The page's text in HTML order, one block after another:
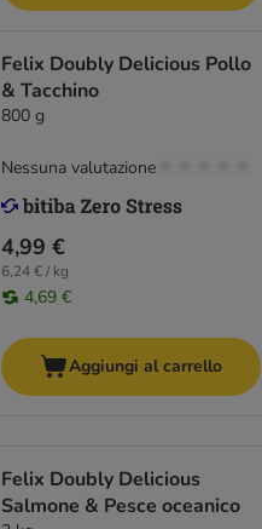
Felix Doubly Delicious Pollo
& Tacchino
800 g
4,99 €
6,24 € / kg
4,69 €
Nessuna valutazione
Aggiungi al carrello
Felix Doubly Delicious
Salmone & Pesce oceanico